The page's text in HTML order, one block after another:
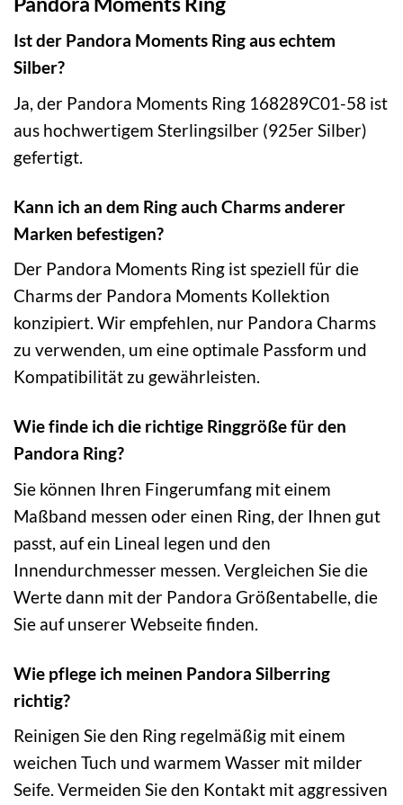
Ist der Pandora Moments Ring aus echtem
Silber?
Ja, der Pandora Moments Ring 168289C01-58 ist
aus hochwertigem Sterlingsilber (925er Silber)
gefertigt.
Kann ich an dem Ring auch Charms anderer
Marken befestigen?
Der Pandora Moments Ring ist speziell für die
Charms der Pandora Moments Kollektion
konzipiert. Wir empfehlen, nur Pandora Charms
zu verwenden, um eine optimale Passform und
Kompatibilität zu gewährleisten.
Wie finde ich die richtige Ringgröße für den
Pandora Ring?
Sie können Ihren Fingerumfang mit einem
Maßband messen oder einen Ring, der Ihnen gut
passt, auf ein Lineal legen und den
Innendurchmesser messen. Vergleichen Sie die
Werte dann mit der Pandora Größentabelle, die
Sie auf unserer Webseite finden.
Wie pflege ich meinen Pandora Silberring
richtig?
Reinigen Sie den Ring regelmäßig mit einem
weichen Tuch und warmem Wasser mit milder
Seife. Vermeiden Sie den Kontakt mit aggressiven